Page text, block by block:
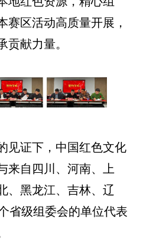
赛区活动高质量开展，
贡献力量。
见证下，中国红色文化
来自四川、河南、上
、黑龙江、吉林、辽
省级组委会的单位代表